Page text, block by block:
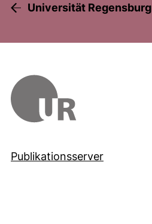
Universität Regensburg
Publikationsserver